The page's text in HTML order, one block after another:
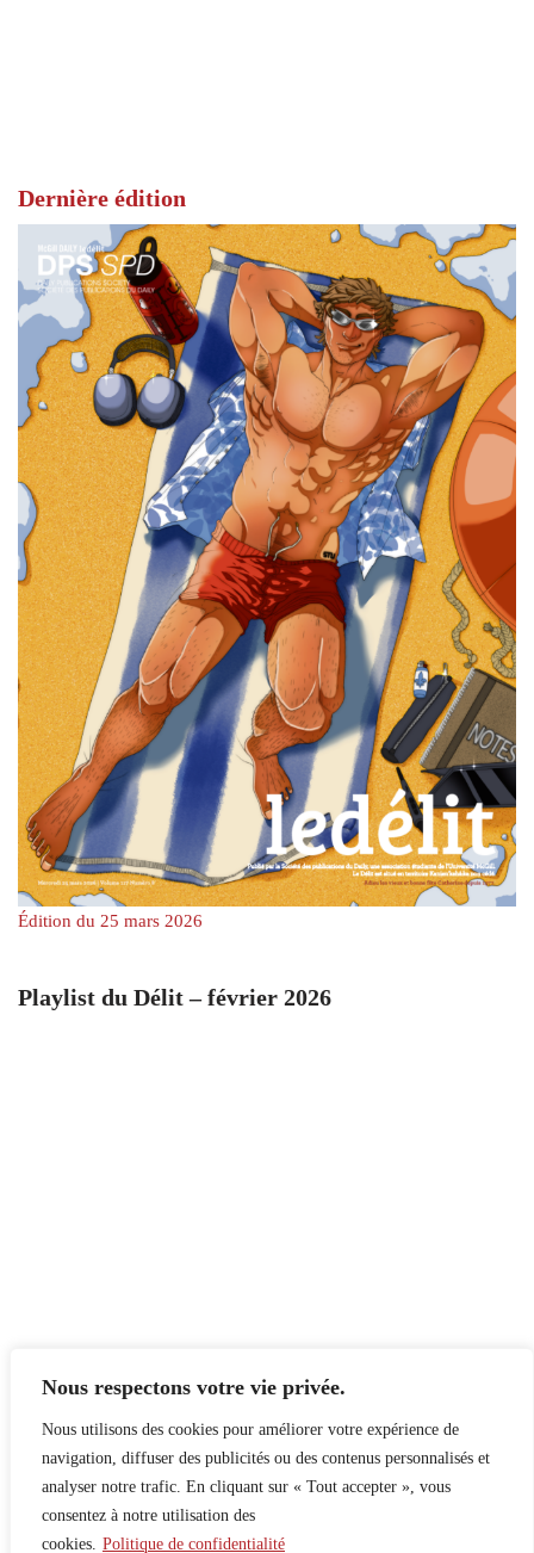
Nous respectons votre vie privée.
Nous utilisons des cookies pour améliorer votre expérience de
navigation, diffuser des publicités ou des contenus personnalisés et
analyser notre trafic. En cliquant sur « Tout accepter », vous
consentez à notre utilisation des
cookies. Politique de confidentialité
Dernière édition
Édition du 25 mars 2026
Playlist du Délit – février 2026